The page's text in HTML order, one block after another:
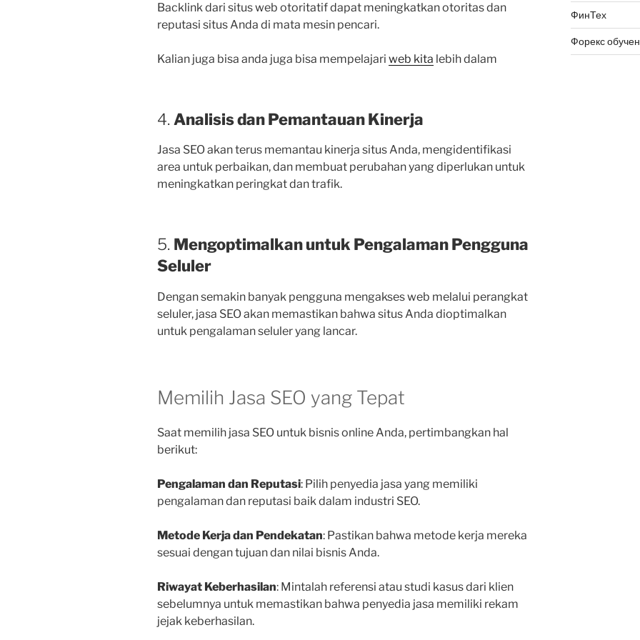
Backlink dari situs web otoritatif dapat meningkatkan otoritas dan
reputasi situs Anda di mata mesin pencari.
Kalian juga bisa anda juga bisa mempelajari web kita lebih dalam
4. Analisis dan Pemantauan Kinerja
Jasa SEO akan terus memantau kinerja situs Anda, mengidentifikasi
area untuk perbaikan, dan membuat perubahan yang diperlukan untuk
meningkatkan peringkat dan trafik.
5. Mengoptimalkan untuk Pengalaman Pengguna
Seluler
Dengan semakin banyak pengguna mengakses web melalui perangkat
seluler, jasa SEO akan memastikan bahwa situs Anda dioptimalkan
untuk pengalaman seluler yang lancar.
Memilih Jasa SEO yang Tepat
Saat memilih jasa SEO untuk bisnis online Anda, pertimbangkan hal
berikut:
Pengalaman dan Reputasi: Pilih penyedia jasa yang memiliki
pengalaman dan reputasi baik dalam industri SEO.
Metode Kerja dan Pendekatan: Pastikan bahwa metode kerja mereka
sesuai dengan tujuan dan nilai bisnis Anda.
Riwayat Keberhasilan: Mintalah referensi atau studi kasus dari klien
sebelumnya untuk memastikan bahwa penyedia jasa memiliki rekam
jejak keberhasilan.
ФинТех
Форекс